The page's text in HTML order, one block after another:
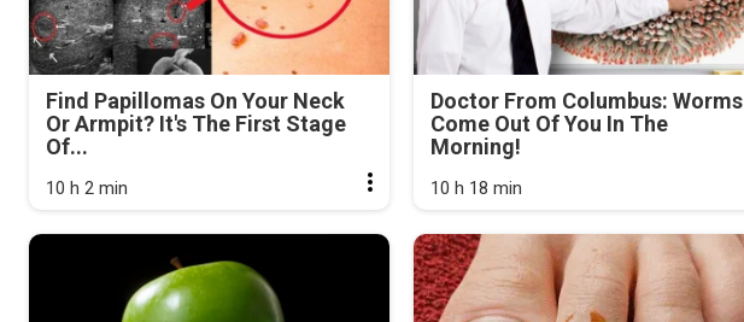
Find Papillomas On Your Neck
Or Armpit? It's The First Stage
Of...
10 h 2 min
Doctor From Columbus: Worms
Come Out Of You In The
Morning!
10 h 18 min